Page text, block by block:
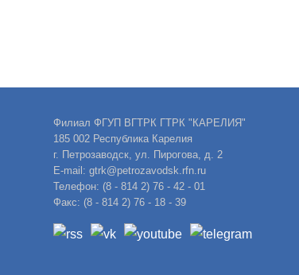
Филиал ФГУП ВГТРК ГТРК "КАРЕЛИЯ"
185 002 Республика Карелия
г. Петрозаводск, ул. Пирогова, д. 2
E-mail: gtrk@petrozavodsk.rfn.ru
Телефон: (8 - 814 2) 76 - 42 - 01
Факс: (8 - 814 2) 76 - 18 - 39